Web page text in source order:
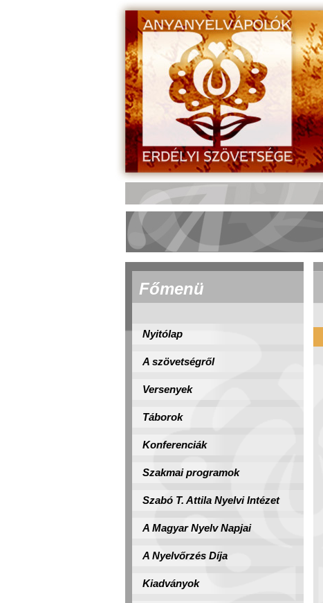
Főmenü
Nyitólap
A szövetségről
Versenyek
Táborok
Konferenciák
Szakmai programok
Szabó T. Attila Nyelvi Intézet
A Magyar Nyelv Napjai
A Nyelvőrzés Díja
Kiadványok